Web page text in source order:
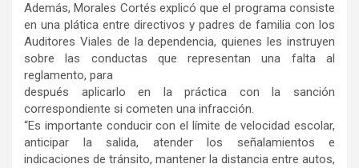
Además, Morales Cortés explicó que el programa consiste
en una plática entre directivos y padres de familia con los
Auditores Viales de la dependencia, quienes les instruyen
sobre las conductas que representan una falta al
reglamento, para
después aplicarlo en la práctica con la sanción
correspondiente si cometen una infracción.
“Es importante conducir con el límite de velocidad escolar,
anticipar la salida, atender los señalamientos e
indicaciones de tránsito, mantener la distancia entre autos,